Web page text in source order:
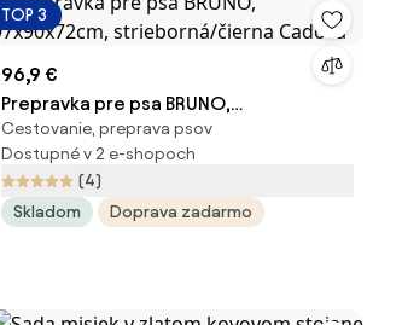
TOP 3
96,9 €
Prepravka pre psa BRUNO,
97x90x72cm, strieborná/čierna
Cadoca
Cestovanie, preprava psov
Dostupné v 2 e-shopoch
(4)
Skladom
Doprava zadarmo